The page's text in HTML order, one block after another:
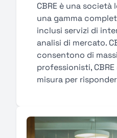
CBRE è una
una gamma
inclusi servizi di
analisi di mercato.
consentono di
professionisti,
misura per